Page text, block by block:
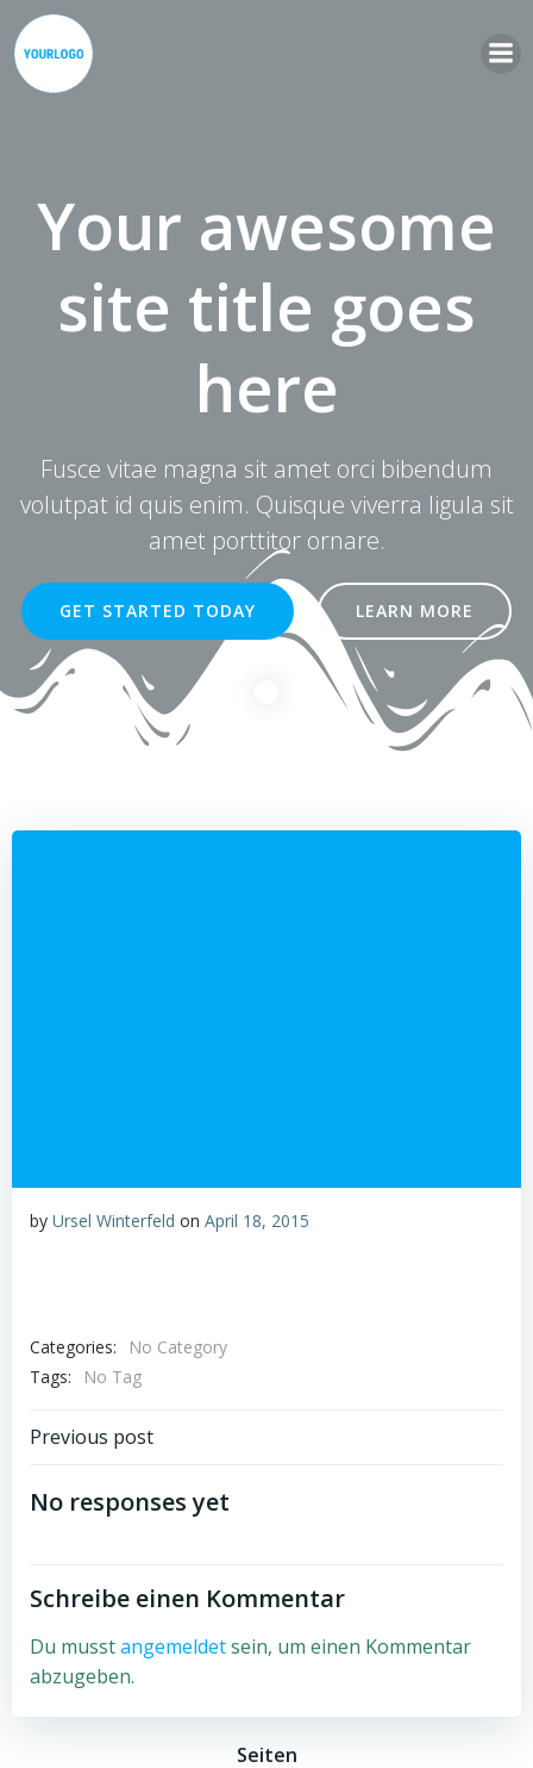
Your awesome
site title goes
here
Fusce vitae magna sit amet orci bibendum
volutpat id quis enim. Quisque viverra ligula sit
amet porttitor ornare.
GET STARTED TODAY LEARN MORE
by Ursel Winterfeld on April 18, 2015
Categories:
No Category
Tags:
No Tag
Beitragsnavigation
Previous post
No responses yet
Schreibe einen Kommentar
Du musstangemeldetsein, um einen Kommentar
abzugeben.
Seiten